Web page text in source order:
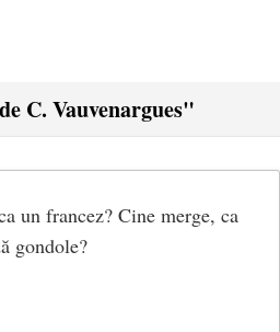
C. Vauvenargues"
un francez? Cine merge, ca
gondole?